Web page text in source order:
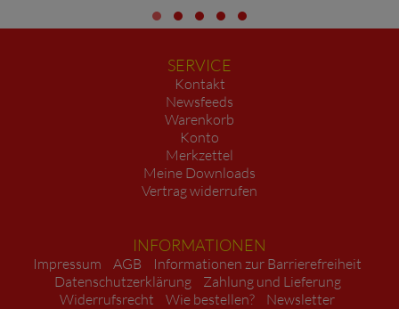
SERVICE
Kontakt
Newsfeeds
Warenkorb
Konto
Merkzettel
Meine Downloads
Vertrag widerrufen
INFORMATIONEN
Impressum AGB
Informationen zur Barrierefreiheit
Datenschutzerklärung
Zahlung und Lieferung
Widerrufsrecht
Wie bestellen? Newsletter